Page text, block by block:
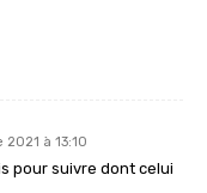
2021 à 13:10
pour suivre dont celui